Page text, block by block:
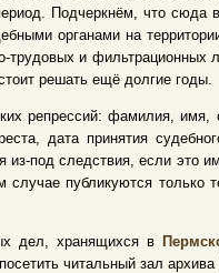
Подчеркнём, что сюда
органами на
трудовых и фильтрационных
решать ещё долгие годы.
репрессий: фамилия, имя,
дата принятия
из-под следствия, если это
публикуются только
дел, хранящихся в
читальный зал архива